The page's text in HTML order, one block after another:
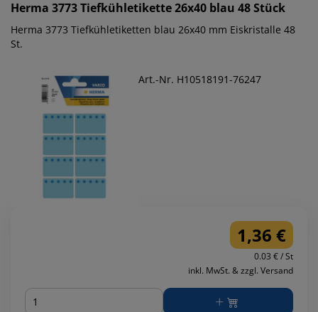
Herma 3773 Tiefkühletikette 26x40 blau 48 Stück
Herma 3773 Tiefkühletiketten blau 26x40 mm Eiskristalle 48
St.
Art.-Nr. H10518191-76247
1,36 €
0.03 € / St
inkl. MwSt. & zzgl. Versand
Menge